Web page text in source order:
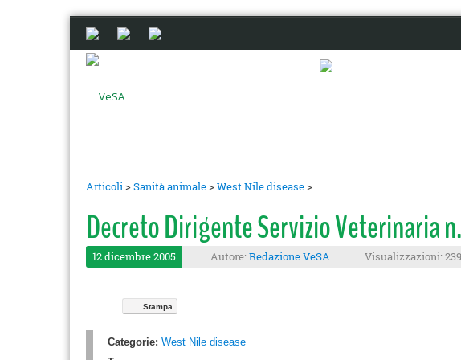
Articoli>Sanità animale>West Nile disease>
Decreto Dirigente Servizio Veterinaria
12 dicembre 2005 Autore: Redazione VeSA Visualizzazioni:
Stampa
Categorie: West Nile disease